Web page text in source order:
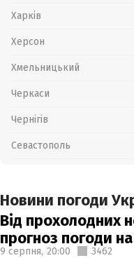
Харків
Херсон
Хмельницький
Черкаси
Чернігів
Севастополь
Новини погоди
Від прохолодних
прогноз погоди
9 серпня, 20:00 3462